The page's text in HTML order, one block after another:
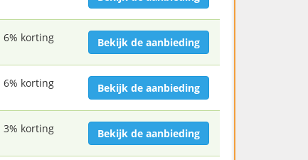
6% korting Bekijk de aanbieding
6% korting Bekijk de aanbieding
3% korting Bekijk de aanbieding